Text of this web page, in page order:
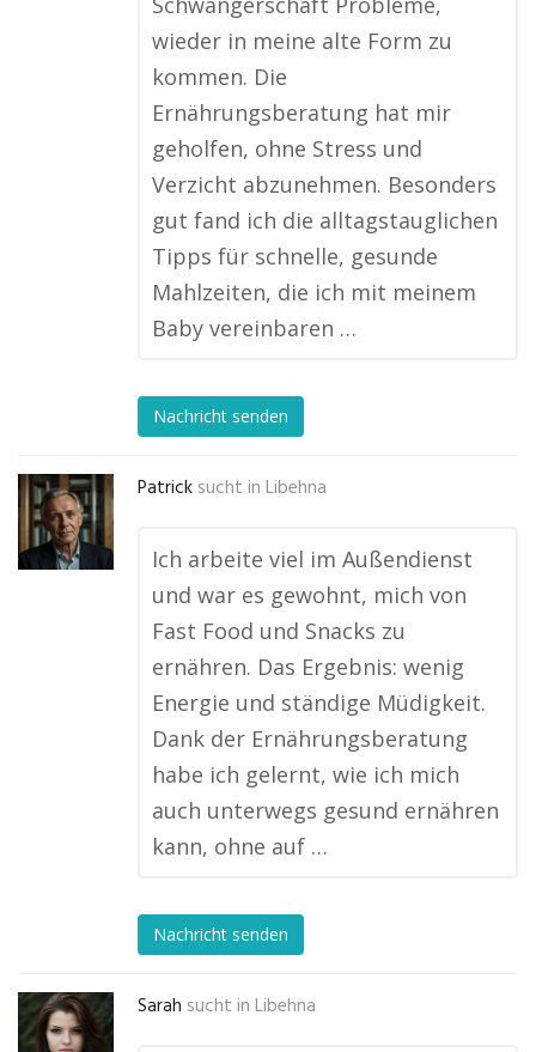
wieder in meine alte Form zu
kommen. Die
Ernährungsberatung hat mir
geholfen, ohne Stress und
Verzicht abzunehmen. Besonders
gut fand ich die alltagstauglichen
Tipps für schnelle, gesunde
Mahlzeiten, die ich mit meinem
Baby vereinbaren …
Nachricht senden
Patrick sucht in Libehna
Ich arbeite viel im Außendienst
und war es gewohnt, mich von
Fast Food und Snacks zu
ernähren. Das Ergebnis: wenig
Energie und ständige Müdigkeit.
Dank der Ernährungsberatung
habe ich gelernt, wie ich mich
auch unterwegs gesund ernähren
kann, ohne auf …
Nachricht senden
Sarah sucht in Libehna